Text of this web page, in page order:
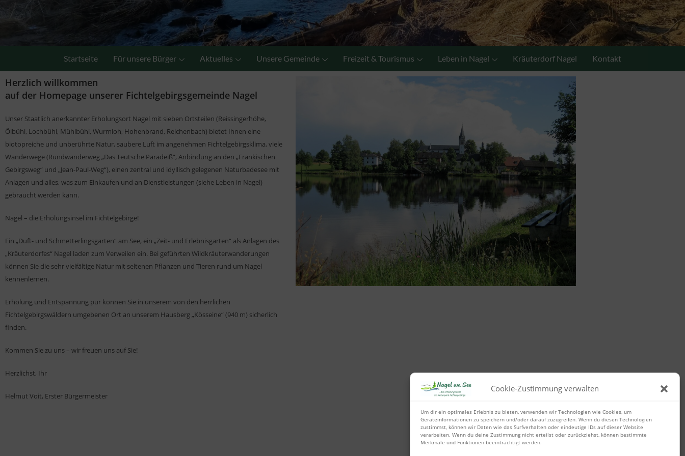
Cookie-Zustimmung verwalten
Um dir ein optimales Erlebnis zu bieten, verwenden wir Technologien wie Cookies, um
Geräteinformationen zu speichern und/oder darauf zuzugreifen. Wenn du diesen Technologien
zustimmst, können wir Daten wie das Surfverhalten oder eindeutige IDs auf dieser Website
verarbeiten. Wenn du deine Zustimmung nicht erteilst oder zurückziehst, können bestimmte
Merkmale und Funktionen beeinträchtigt werden.
Startseite Für unsere Bürger Aktuelles Unsere Gemeinde Freizeit & Tourismus Leben in Nagel Kräuterdorf Nagel Kontakt
Herzlich willkommen
auf der Homepage unserer Fichtelgebirgsgemeinde Nagel
Unser Staatlich anerkannter Erholungsort Nagel mit sieben Ortsteilen (Reissingerhöhe,
Ölbühl, Lochbühl, Mühlbühl, Wurmloh, Hohenbrand, Reichenbach) bietet Ihnen eine
biotopreiche und unberührte Natur, saubere Luft im angenehmen Fichtelgebirgsklima, viele
Wanderwege (Rundwanderweg „Das Teutsche Paradeiß“, Anbindung an den „Fränkischen
Gebirgsweg“ und „Jean-Paul-Weg“), einen zentral und idyllisch gelegenen Naturbadesee mit
Anlagen und alles, was zum Einkaufen und an Dienstleistungen (siehe Leben in Nagel)
gebraucht werden kann.
Nagel – die Erholungsinsel im Fichtelgebirge!
Ein „Duft- und Schmetterlingsgarten“ am See, ein „Zeit- und Erlebnisgarten“ als Anlagen des
„Kräuterdorfes“ Nagel laden zum Verweilen ein. Bei geführten Wildkräuterwanderungen
können Sie die sehr vielfältige Natur mit seltenen Pflanzen und Tieren rund um Nagel
kennenlernen.
Erholung und Entspannung pur können Sie in unserem von den herrlichen
Fichtelgebirgswäldern umgebenen Ort an unserem Hausberg „Kösseine“ (940 m) sicherlich
finden.
Kommen Sie zu uns – wir freuen uns auf Sie!
Herzlichst, Ihr
Helmut Voit, Erster Bürgermeister